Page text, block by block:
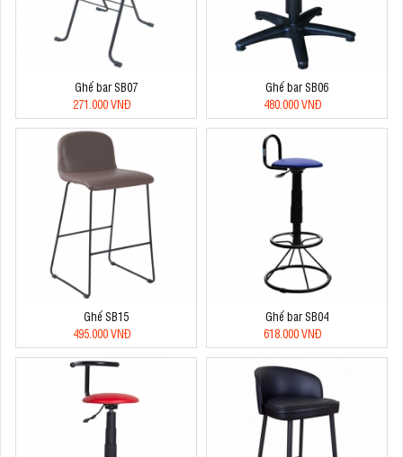
Ghế bar SB07
271.000 VNĐ
Ghế bar SB06
480.000 VNĐ
Ghế SB15
495.000 VNĐ
Ghế bar SB04
618.000 VNĐ